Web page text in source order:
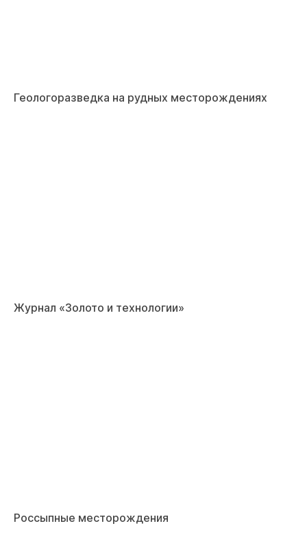
Геологоразведка на рудных месторождениях
Журнал «Золото и технологии»
Россыпные месторождения